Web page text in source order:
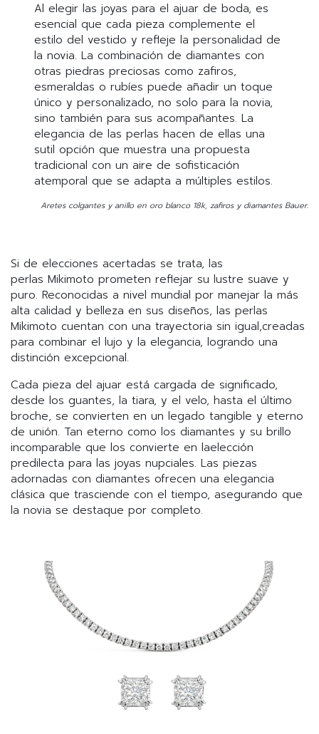
Al elegir las joyas para el ajuar de boda, es
esencial que cada pieza complemente el
estilo del vestido y refleje la personalidad de
la novia. La combinación de diamantes con
otras piedras preciosas como zafiros,
esmeraldas o rubíes puede añadir un toque
único y personalizado, no solo para la novia,
sino también para sus acompañantes. La
elegancia de las perlas hacen de ellas una
sutil opción que muestra una propuesta
tradicional con un aire de sofisticación
atemporal que se adapta a múltiples estilos.
Aretes colgantes y anillo en oro blanco 18k, zafiros y diamantes Bauer.
Si de elecciones acertadas se trata, las
perlas Mikimoto prometen reflejar su lustre suave y
puro. Reconocidas a nivel mundial por manejar la más
alta calidad y belleza en sus diseños, las perlas
Mikimoto cuentan con una trayectoria sin igual,creadas
para combinar el lujo y la elegancia, logrando una
distinción excepcional.
Cada pieza del ajuar está cargada de significado,
desde los guantes, la tiara, y el velo, hasta el último
broche, se convierten en un legado tangible y eterno
de unión. Tan eterno como los diamantes y su brillo
incomparable que los convierte en laelección
predilecta para las joyas nupciales. Las piezas
adornadas con diamantes ofrecen una elegancia
clásica que trasciende con el tiempo, asegurando que
la novia se destaque por completo.